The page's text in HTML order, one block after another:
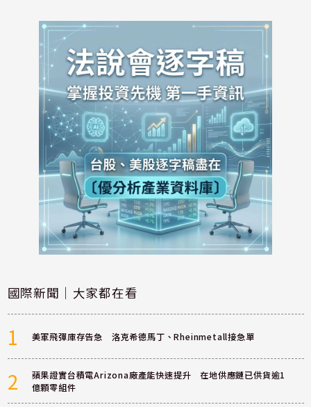
國際新聞｜大家都在看
1 美軍飛彈庫存告急 洛克希德馬丁、Rheinmetall接急單
2
蘋果證實台積電Arizona廠產能快速提升 在地供應鏈已供貨逾1
億顆零組件